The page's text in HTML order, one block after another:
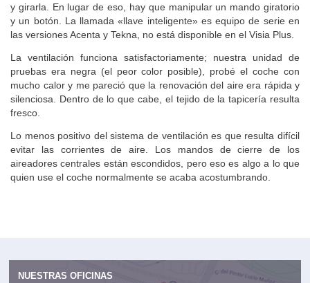
y girarla. En lugar de eso, hay que manipular un mando giratorio
y un botón. La llamada «llave inteligente» es equipo de serie en
las versiones Acenta y Tekna, no está disponible en el Visia Plus.
La ventilación funciona satisfactoriamente; nuestra unidad de
pruebas era negra (el peor color posible), probé el coche con
mucho calor y me pareció que la renovación del aire era rápida y
silenciosa. Dentro de lo que cabe, el tejido de la tapicería resulta
fresco.
Lo menos positivo del sistema de ventilación es que resulta difícil
evitar las corrientes de aire. Los mandos de cierre de los
aireadores centrales están escondidos, pero eso es algo a lo que
quien use el coche normalmente se acaba acostumbrando.
NUESTRAS OFICINAS